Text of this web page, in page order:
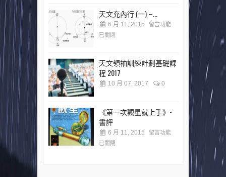
天文充內行 (一) –...
6 月 11, 2015
留言功能
已關閉
天文領袖訓練計劃基礎課
程 2017
10 月 07, 2017 0
《第一次觀星就上手》-
書評
6 月 11, 2015
留言功能
已關閉